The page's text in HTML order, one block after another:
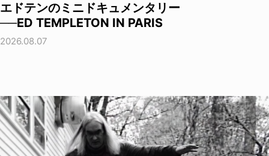
エドテンのミニドキュメンタリー
──ED TEMPLETON IN PARIS
2026.08.07